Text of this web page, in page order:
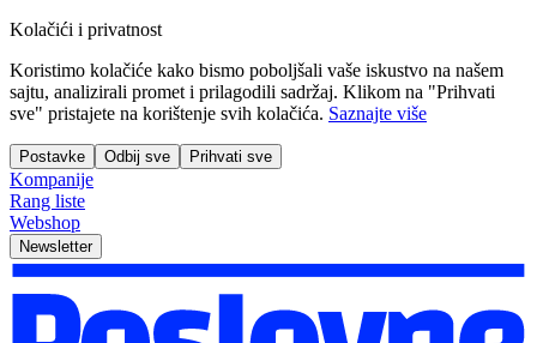
Kolačići i privatnost
Koristimo kolačiće kako bismo poboljšali vaše iskustvo na našem
sajtu, analizirali promet i prilagodili sadržaj. Klikom na "Prihvati
sve" pristajete na korištenje svih kolačića. Saznajte više
Postavke Odbij sve Prihvati sve
Kompanije
Rang liste
Webshop
Newsletter